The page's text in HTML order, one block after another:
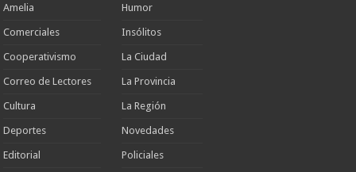
Amelia
Comerciales
Cooperativismo
Correo de Lectores
Cultura
Deportes
Editorial
Humor
Insólitos
La Ciudad
La Provincia
La Región
Novedades
Policiales